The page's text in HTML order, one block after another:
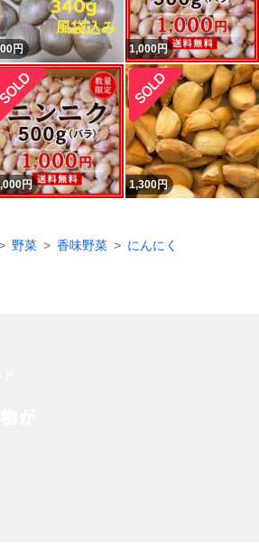
円 1,000円
円 1,300円
野菜 香味野菜 にんにく